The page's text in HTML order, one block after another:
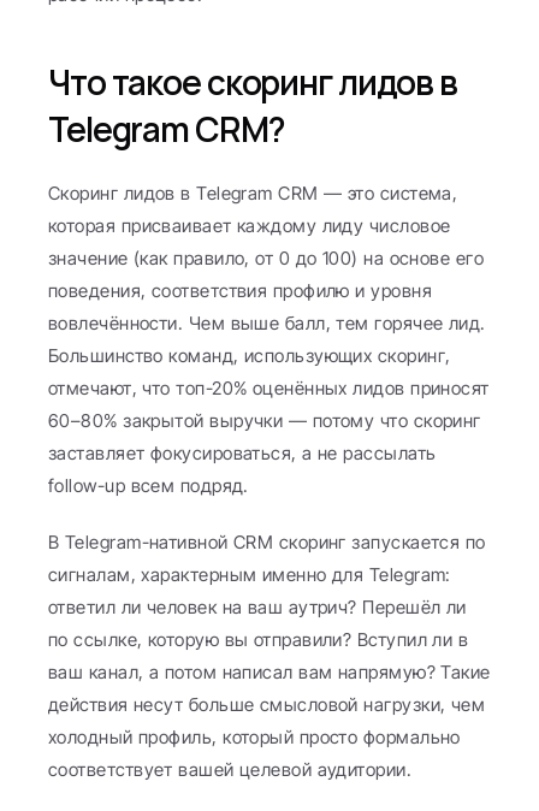
Что такое скоринг лидов в
Telegram CRM?
Скоринг лидов в Telegram CRM — это система,
которая присваивает каждому лиду числовое
значение (как правило, от 0 до 100) на основе его
поведения, соответствия профилю и уровня
вовлечённости. Чем выше балл, тем горячее лид.
Большинство команд, использующих скоринг,
отмечают, что топ-20% оценённых лидов приносят
60–80% закрытой выручки — потому что скоринг
заставляет фокусироваться, а не рассылать
follow-up всем подряд.
В Telegram-нативной CRM скоринг запускается по
сигналам, характерным именно для Telegram:
ответил ли человек на ваш аутрич? Перешёл ли
по ссылке, которую вы отправили? Вступил ли в
ваш канал, а потом написал вам напрямую? Такие
действия несут больше смысловой нагрузки, чем
холодный профиль, который просто формально
соответствует вашей целевой аудитории.